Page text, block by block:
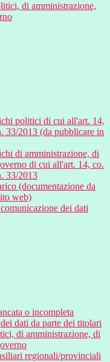
di amministrazione,
politici di cui all'art. 14,
33/2013 (da pubblicare in
di amministrazione, di
di cui all'art. 14, co.
33/2013
(documentazione da
web)
dei dati
o incompleta
dati da parte dei titolari
di amministrazione, di
regionali/provinciali